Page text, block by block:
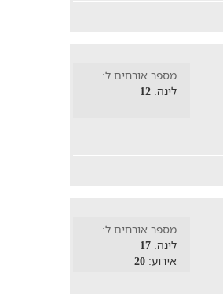
מספר אורחים ל:
לינה:12
מספר אורחים ל:
לינה:17
אירוע:20